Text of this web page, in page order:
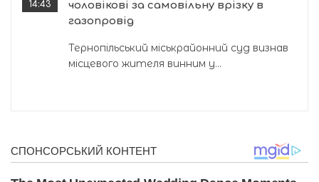
14:43
чоловікові за самовільну врізку в
газопровід
Тернопільський міськрайонний суд визнав
місцевого жителя винним у...